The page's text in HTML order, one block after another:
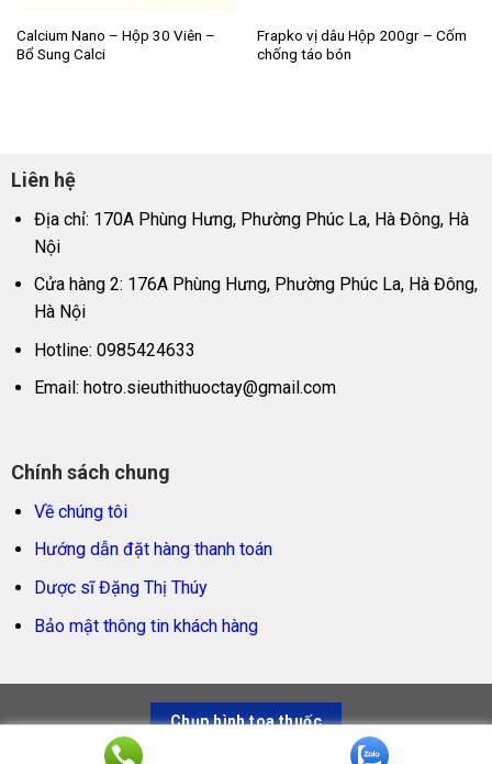
Calcium Nano – Hộp 30 Viên –
Bổ Sung Calci
Frapko vị dâu Hộp 200gr – Cốm
chống táo bón
Liên hệ
Địa chỉ: 170A Phùng Hưng, Phường Phúc La, Hà Đông, Hà
Nội
Cửa hàng 2: 176A Phùng Hưng, Phường Phúc La, Hà Đông,
Hà Nội
Hotline: 0985424633
Email: hotro.sieuthithuoctay@gmail.com
Chính sách chung
Về chúng tôi
Hướng dẫn đặt hàng thanh toán
Dược sĩ Đặng Thị Thúy
Bảo mật thông tin khách hàng
Chụp hình toa thuốc